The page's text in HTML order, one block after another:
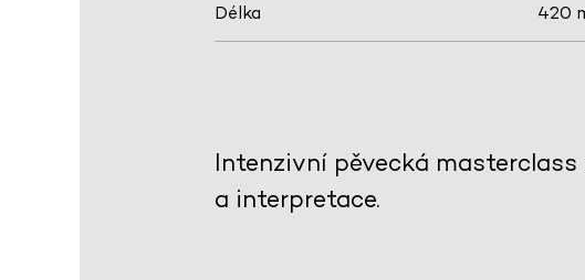
Délka 420
Intenzivní pěvecká
a interpretace.